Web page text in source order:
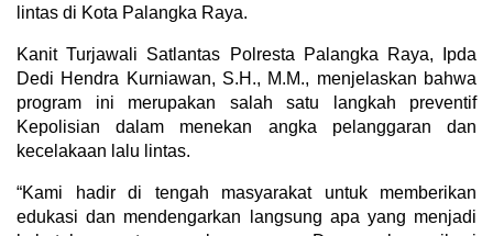
lintas di Kota Palangka Raya.
Kanit Turjawali Satlantas Polresta Palangka Raya, Ipda
Dedi Hendra Kurniawan, S.H., M.M., menjelaskan bahwa
program ini merupakan salah satu langkah preventif
Kepolisian dalam menekan angka pelanggaran dan
kecelakaan lalu lintas.
“Kami hadir di tengah masyarakat untuk memberikan
edukasi dan mendengarkan langsung apa yang menjadi